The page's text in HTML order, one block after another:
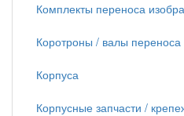
Комплекты переноса
Коротроны / валы переноса
Корпуса
Корпусные запчасти /